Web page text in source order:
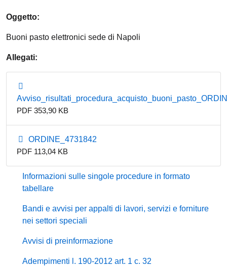
Oggetto:
Buoni pasto elettronici sede di Napoli
Allegati:
PDF 353,90 KB
ORDINE_4731842
PDF 113,04 KB
Informazioni sulle singole procedure in formato
tabellare
Bandi e avvisi per appalti di lavori, servizi e forniture
nei settori speciali
Avvisi di preinformazione
Adempimenti l. 190-2012 art. 1 c. 32